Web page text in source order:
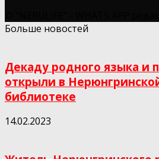
Больше новостей
Декаду родного языка и
открыли в
библиотеке
14.02.2023